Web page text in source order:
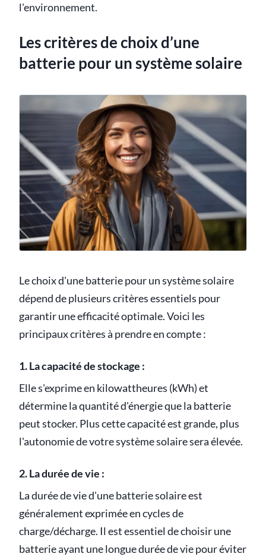
l'environnement.
Les critères de choix d’une
batterie pour un système solaire
Le choix d'une batterie pour un système solaire
dépend de plusieurs critères essentiels pour
garantir une efficacité optimale. Voici les
principaux critères à prendre en compte :
1. La capacité de stockage :
Elle s'exprime en kilowattheures (kWh) et
détermine la quantité d'énergie que la batterie
peut stocker. Plus cette capacité est grande, plus
l'autonomie de votre système solaire sera élevée.
2. La durée de vie :
La durée de vie d'une batterie solaire est
généralement exprimée en cycles de
charge/décharge. Il est essentiel de choisir une
batterie ayant une longue durée de vie pour éviter